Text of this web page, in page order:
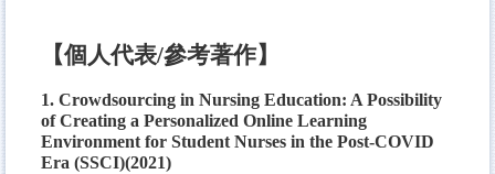
【個人代表/參考著作】
1. Crowdsourcing in Nursing Education: A Possibility
of Creating a Personalized Online Learning
Environment for Student Nurses in the Post-COVID
Era (SSCI)(2021)